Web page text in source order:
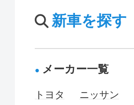
新車を探す
メーカー一覧
トヨタ ニッサン